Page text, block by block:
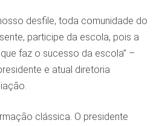
desfile, toda comunidade do
participe da escola, pois a
faz o sucesso da escola” –
e atual diretoria
clássica. O presidente